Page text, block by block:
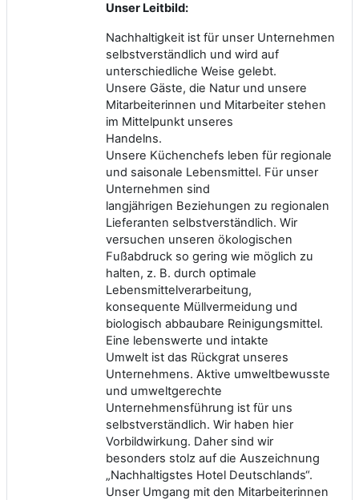
Unser Leitbild:
Nachhaltigkeit ist für unser Unternehmen
selbstverständlich und wird auf
unterschiedliche Weise gelebt.
Unsere Gäste, die Natur und unsere
Mitarbeiterinnen und Mitarbeiter stehen
im Mittelpunkt unseres
Handelns.
Unsere Küchenchefs leben für regionale
und saisonale Lebensmittel. Für unser
Unternehmen sind
langjährigen Beziehungen zu regionalen
Lieferanten selbstverständlich. Wir
versuchen unseren ökologischen
Fußabdruck so gering wie möglich zu
halten, z. B. durch optimale
Lebensmittelverarbeitung,
konsequente Müllvermeidung und
biologisch abbaubare Reinigungsmittel.
Eine lebenswerte und intakte
Umwelt ist das Rückgrat unseres
Unternehmens. Aktive umweltbewusste
und umweltgerechte
Unternehmensführung ist für uns
selbstverständlich. Wir haben hier
Vorbildwirkung. Daher sind wir
besonders stolz auf die Auszeichnung
„Nachhaltigstes Hotel Deutschlands“.
Unser Umgang mit den Mitarbeiterinnen